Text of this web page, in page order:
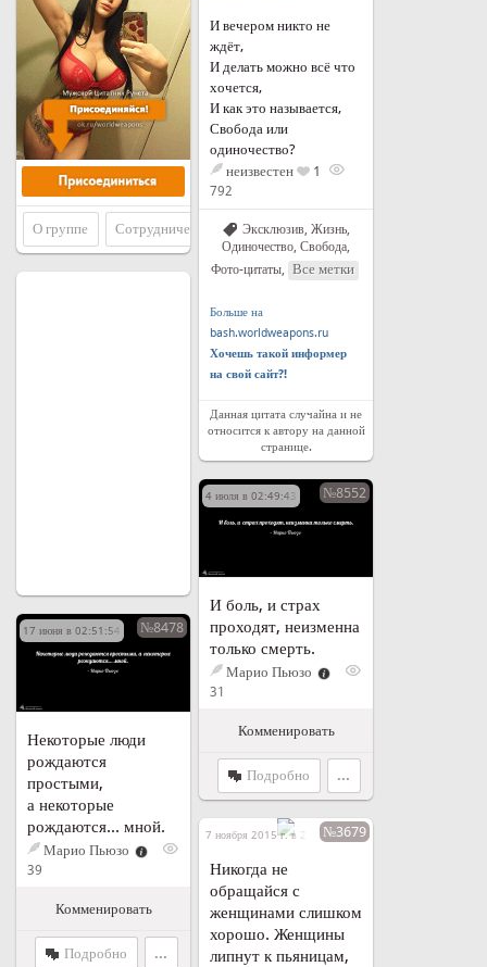
И вечером никто не
ждёт,
И делать можно всё что
хочется,
И как это называется,
Свобода или
одиночество?
неизвестен
1
792
Эксклюзив Жизнь
Одиночество, Свобода,
Фото-цитаты, Все метки
Больше на
bash.worldweapons.ru
Хочешь такой информер
на свой сайт?!
Данная цитата случайна и не
относится к автору на данной
странице.
О группе Сотрудничество
4 июля в 02:49:43 №8552
И боль, и страх
проходят, неизменна
только смерть.
Марио Пьюзо
31
Комменировать
Подробно ...
17 июня в 02:51:54 №8478
Некоторые люди
рождаются
простыми,
а некоторые
рождаются... мной.
Марио Пьюзо
39
Комменировать
Подробно ...
7 ноября 2015 г. в 21:33№3679
Никогда не
обращайся с
женщинами слишком
хорошо. Женщины
липнут к пьяницам,